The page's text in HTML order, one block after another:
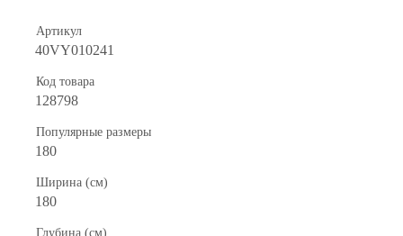
Артикул
40VY010241
Код товара
128798
Популярные размеры
180
Ширина (см)
180
Глубина (см)